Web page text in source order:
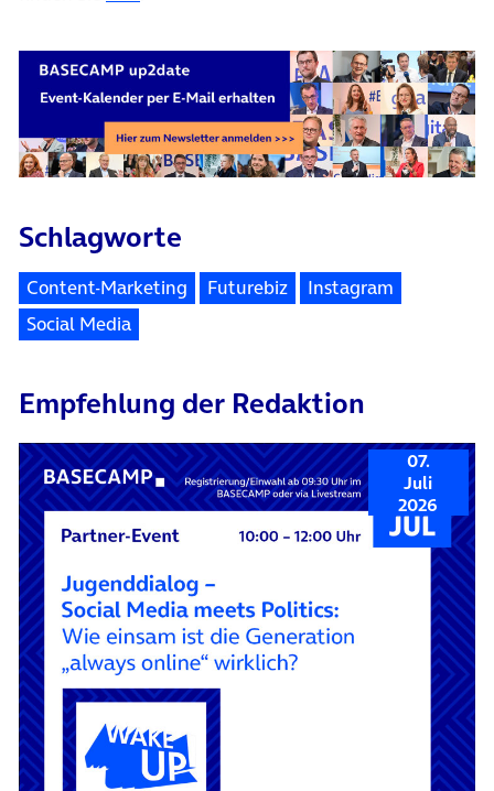
Schlagworte
Content-Marketing Futurebiz
Instagram
Social Media
Empfehlung der Redaktion
07.
Juli
2026